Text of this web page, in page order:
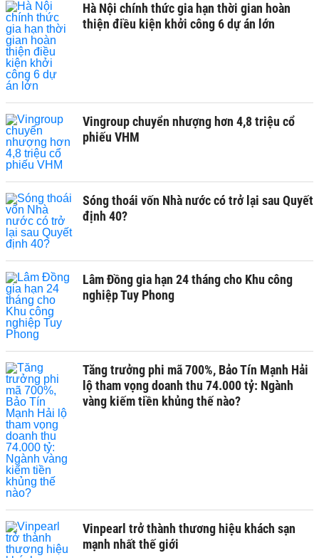
Hà Nội chính thức gia hạn thời gian hoàn
thiện điều kiện khởi công 6 dự án lớn
Vingroup chuyển nhượng hơn 4,8 triệu cổ
phiếu VHM
Sóng thoái vốn Nhà nước có trở lại sau Quyết
định 40?
Lâm Đồng gia hạn 24 tháng cho Khu công
nghiệp Tuy Phong
Tăng trưởng phi mã 700%, Bảo Tín Mạnh Hải
lộ tham vọng doanh thu 74.000 tỷ: Ngành
vàng kiếm tiền khủng thế nào?
Vinpearl trở thành thương hiệu khách sạn
mạnh nhất thế giới